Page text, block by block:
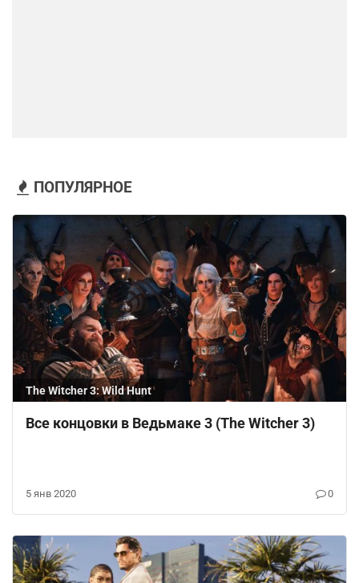
ПОПУЛЯРНОЕ
The Witcher 3: Wild Hunt
Все концовки в Ведьмаке 3 (The Witcher 3)
5 янв 2020 0